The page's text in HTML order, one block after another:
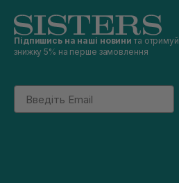
Підпишись на наші новини та отримуй
знижку 5% на перше замовлення
Email